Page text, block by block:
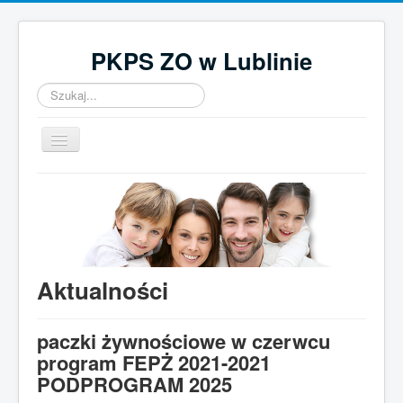
PKPS ZO w Lublinie
Szukaj...
Przełącz
nawigację
Aktualności
UWAGA! Ten serwis używa cookies
Brak zmiany ustawienia przeglądarki oznacza zgodę na to.
Czytaj więcej…
Aktualności
paczki żywnościowe w czerwcu
program FEPŻ 2021-2021
PODPROGRAM 2025